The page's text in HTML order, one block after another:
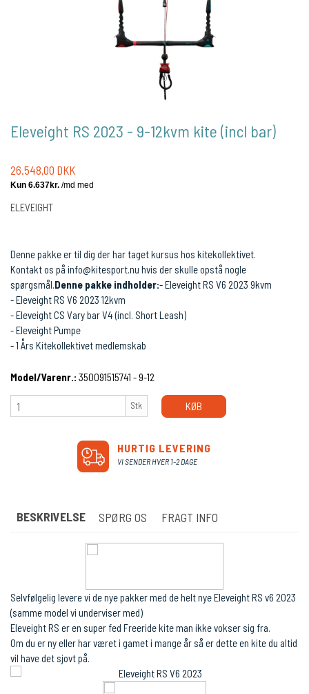
Eleveight RS 2023 - 9-12kvm kite (incl bar)
26.548,00 DKK
ELEVEIGHT
Denne pakke er til dig der har taget kursus hos kitekollektivet.
Kontakt os på info@kitesport.nu hvis der skulle opstå nogle
spørgsmål.Denne pakke indholder:- Eleveight RS V6 2023 9kvm
- Eleveight RS V6 2023 12kvm
- Eleveight CS Vary bar V4 (incl. Short Leash)
- Eleveight Pumpe
- 1 Års Kitekollektivet medlemskab
Model/Varenr.: 350091515741 - 9-12
Stk KØB
HURTIG LEVERING
VI SENDER HVER 1-2 DAGE
BESKRIVELSE SPØRG OS FRAGT INFO
Selvfølgelig levere vi de nye pakker med de helt nye Eleveight RS v6 2023
(samme model vi underviser med)
Eleveight RS er en super fed Freeride kite man ikke vokser sig fra.
Om du er ny eller har været i gamet i mange år så er dette en kite du altid
vil have det sjovt på.